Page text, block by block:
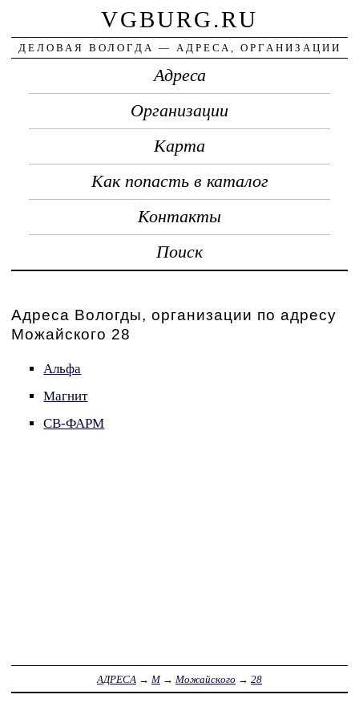
VGBURG.RU
ДЕЛОВАЯ ВОЛОГДА — АДРЕСА, ОРГАНИЗАЦИИ
Адреса
Организации
Карта
Как попасть в каталог
Контакты
Поиск
Адреса Вологды, организации по адресу
Можайского 28
Альфа
Магнит
СВ-ФАРМ
АДРЕСА → М→ Можайского → 28